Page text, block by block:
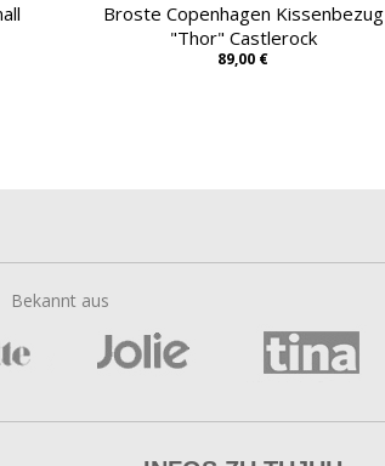
Broste Copenhagen Kissenbezug
"Thor" Castlerock
89,00 €
Bekannt aus